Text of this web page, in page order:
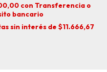
con Transferencia o
bancario
sin interés de$11.666,67